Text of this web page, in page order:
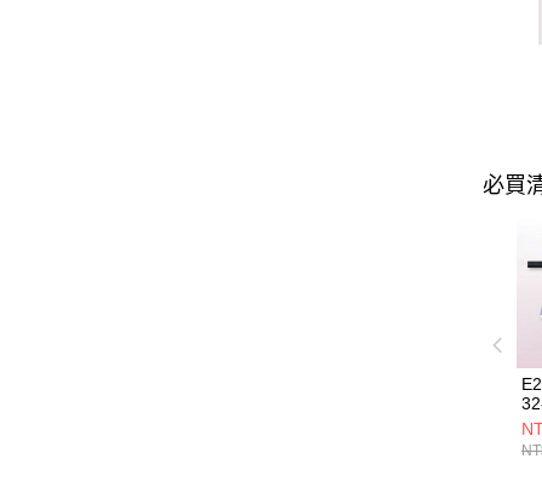
必買